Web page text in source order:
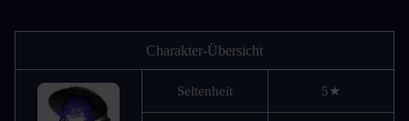
Charakter-Übersicht
Seltenheit 5★